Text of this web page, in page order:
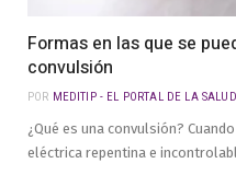
Formas en las que se
convulsión
POR MEDITIP - EL PORTAL DE LA SALUD
¿Qué es una convulsión?
eléctrica repentina e